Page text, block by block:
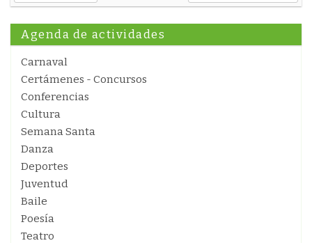
Agenda de actividades
Carnaval
Certámenes - Concursos
Conferencias
Cultura
Semana Santa
Danza
Deportes
Juventud
Baile
Poesía
Teatro